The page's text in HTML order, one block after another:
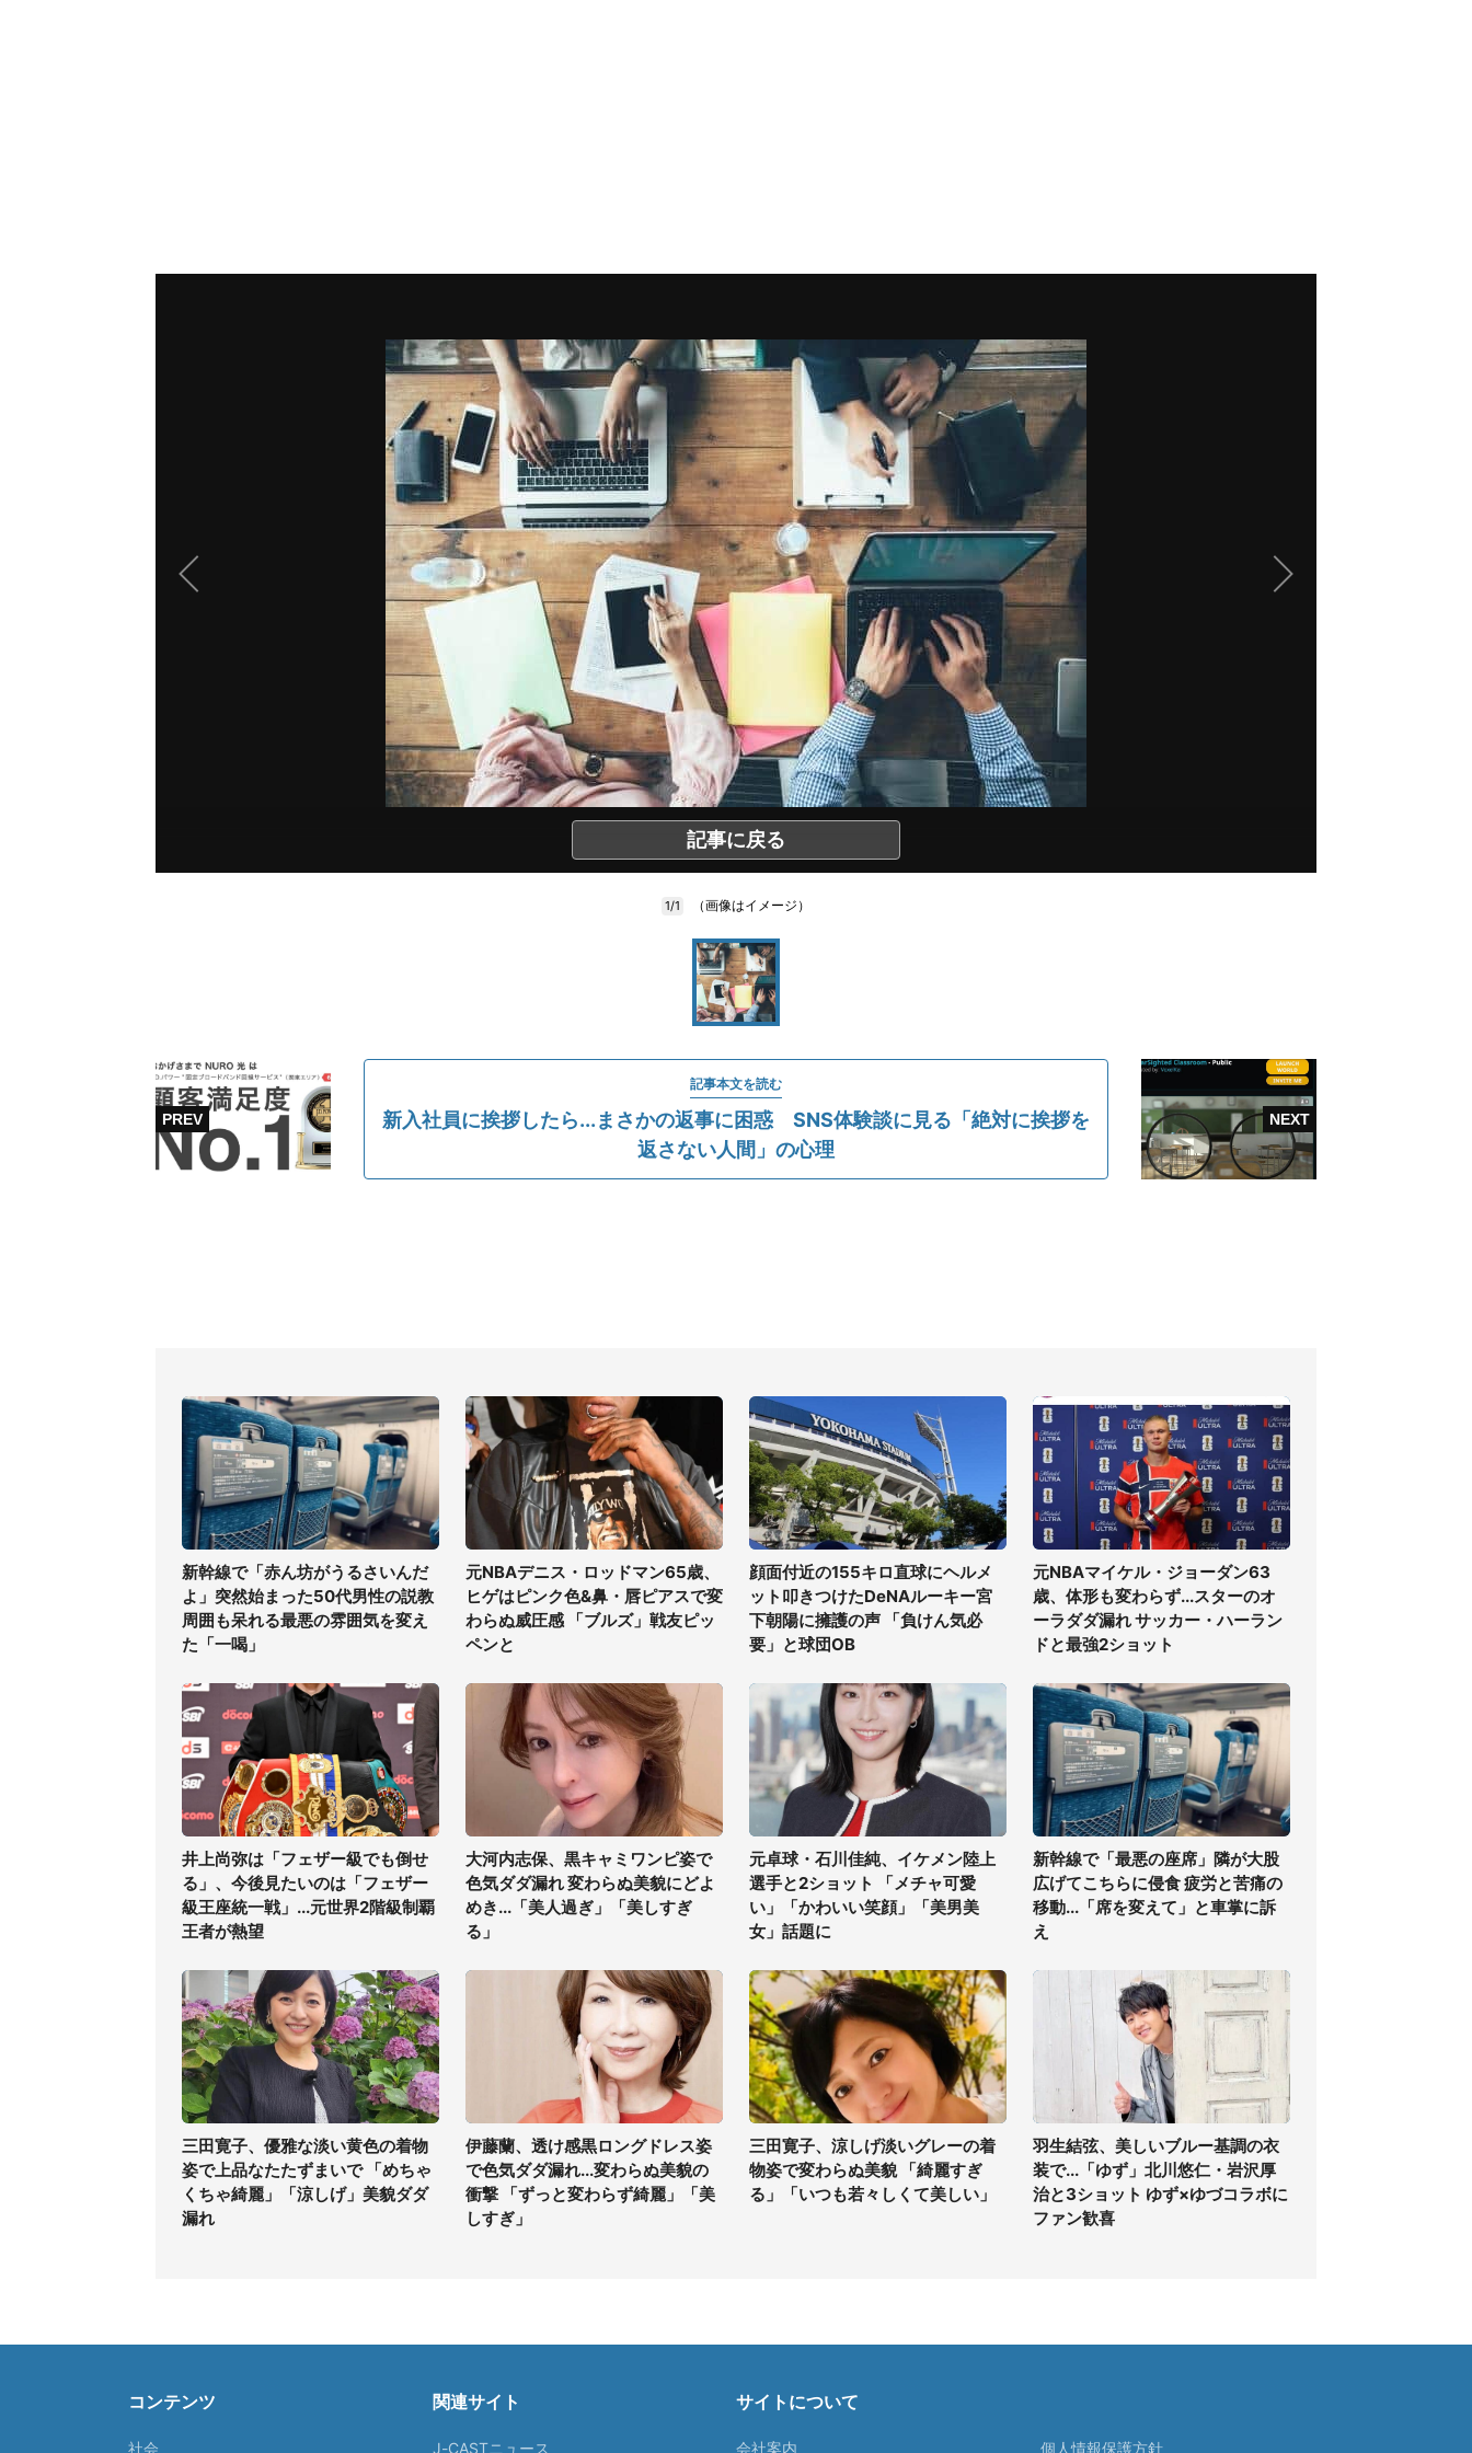
記事に戻る
1/1 （画像はイメージ）
記事本文を読む
新入社員に挨拶したら...まさかの返事に困惑 SNS体験談に見る「絶対に挨拶を
返さない人間」の心理
新幹線で「赤ん坊がうるさいんだ
よ」突然始まった50代男性の説教
周囲も呆れる最悪の雰囲気を変え
た「一喝」
元NBAデニス・ロッドマン65歳、
ヒゲはピンク色&鼻・唇ピアスで変
わらぬ威圧感 「ブルズ」戦友ピッ
ペンと
顔面付近の155キロ直球にヘルメ
ット叩きつけたDeNAルーキー宮
下朝陽に擁護の声 「負けん気必
要」と球団OB
元NBAマイケル・ジョーダン63
歳、体形も変わらず...スターのオ
ーラダダ漏れ サッカー・ハーラン
ドと最強2ショット
井上尚弥は「フェザー級でも倒せ
る」、今後見たいのは「フェザー
級王座統一戦」...元世界2階級制覇
王者が熱望
大河内志保、黒キャミワンピ姿で
色気ダダ漏れ 変わらぬ美貌にどよ
めき...「美人過ぎ」「美しすぎ
る」
元卓球・石川佳純、イケメン陸上
選手と2ショット 「メチャ可愛
い」「かわいい笑顔」「美男美
女」話題に
新幹線で「最悪の座席」隣が大股
広げてこちらに侵食 疲労と苦痛の
移動...「席を変えて」と車掌に訴
え
三田寛子、優雅な淡い黄色の着物
姿で上品なたたずまいで 「めちゃ
くちゃ綺麗」「涼しげ」美貌ダダ
漏れ
伊藤蘭、透け感黒ロングドレス姿
で色気ダダ漏れ...変わらぬ美貌の
衝撃 「ずっと変わらず綺麗」「美
しすぎ」
三田寛子、涼しげ淡いグレーの着
物姿で変わらぬ美貌 「綺麗すぎ
る」「いつも若々しくて美しい」
羽生結弦、美しいブルー基調の衣
装で...「ゆず」北川悠仁・岩沢厚
治と3ショット ゆず×ゆづコラボに
ファン歓喜
コンテンツ
社会
関連サイト
J-CASTニュース
サイトについて
会社案内 個人情報保護方針